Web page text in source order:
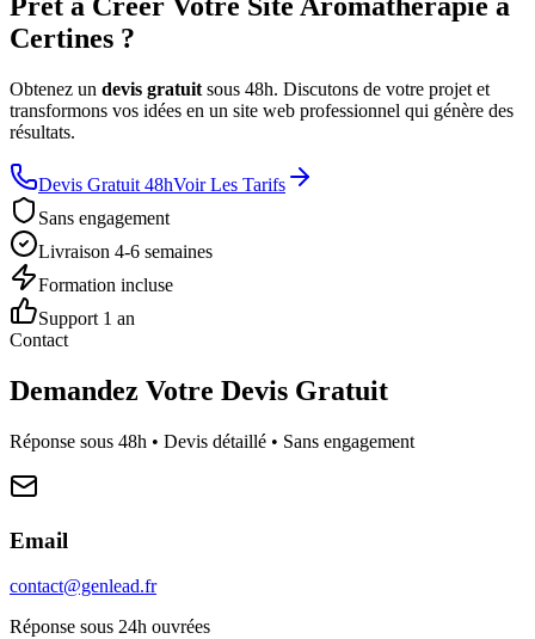
Certines ?
Obtenez un devis gratuit sous 48h. Discutons de votre projet et
transformons vos idées en un site web professionnel qui génère des
résultats.
Devis Gratuit 48hVoir Les Tarifs
Sans engagement
Livraison 4-6 semaines
Formation incluse
Support 1 an
Contact
Demandez Votre Devis Gratuit
Réponse sous 48h • Devis détaillé • Sans engagement
Email
contact@genlead.fr
Réponse sous 24h ouvrées